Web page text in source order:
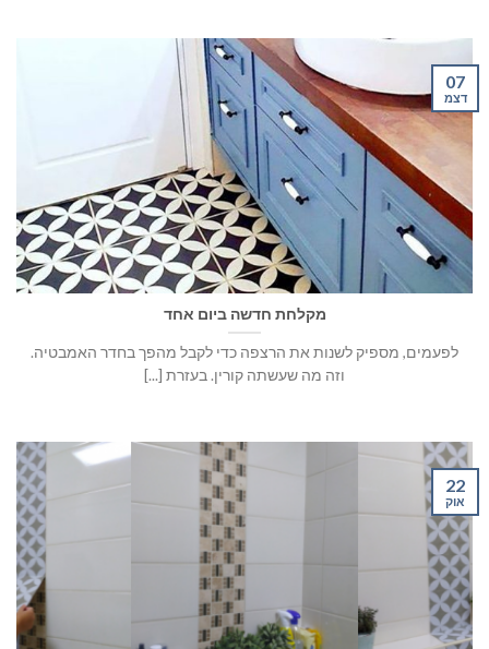
מקלחת חדשה ביום אחד
לפעמים, מספיק לשנות את הרצפה כדי לקבל מהפך בחדר האמבטיה.
וזה מה שעשתה קורין. בעזרת [...]
07
דצמ
22
אוק